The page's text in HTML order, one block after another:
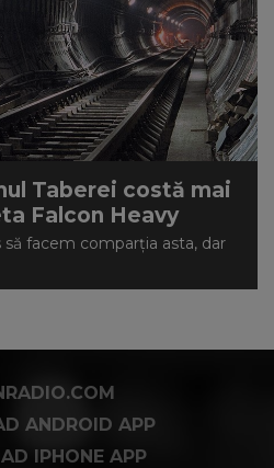
Taberei costă mai
Falcon Heavy
să facem comparția asta, dar
ANDROID APP
IPHONE APP